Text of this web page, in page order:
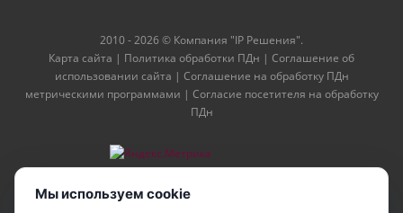
2010 - 2026 © Компания "IP Решения".
Карта сайта | Политика обработки ПДн | Соглашение об
использовании сайта | Соглашение на обработку ПДн
метрическими программами | Согласие посетителя на обработку
ПДн
Мы используем cookie